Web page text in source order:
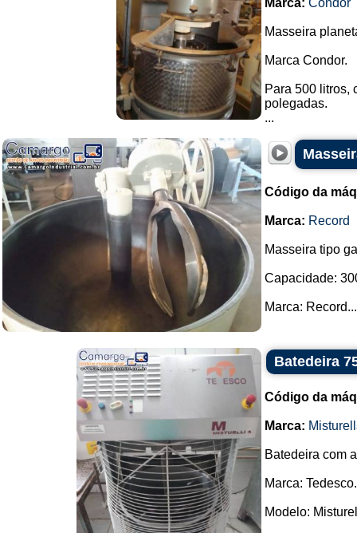
Marca: Condor
Masseira
Marca Condor.
Para 500 litros,
polegadas.
...
Código da
Marca: Record
Masseira tipo
Capacidade:
Marca:
Batedeira
Código da
Marca:
Batedeira com
Marca: Tedesco.
Modelo: